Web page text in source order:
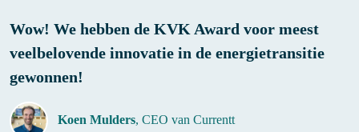
Wow! We hebben de KVK Award voor meest
veelbelovende innovatie in de energietransitie
gewonnen!
Koen Mulders, CEO van Currentt